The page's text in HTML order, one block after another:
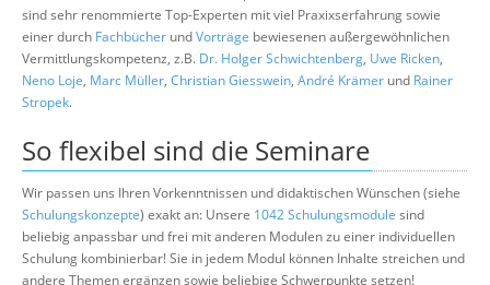
sind sehr renommierte Top-Experten mit viel Praxixserfahrung sowie
einer durch Fachbücher undVorträge bewiesenen außergewöhnlichen
Vermittlungskompetenz, z.B. Dr. Holger Schwichtenberg, Uwe Ricken,
Neno Loje, Marc Müller, Christian Giesswein, André Krämer und Rainer
Stropek.
So flexibel sind die Seminare
Wir passen uns Ihren Vorkenntnissen und didaktischen Wünschen (siehe
Schulungskonzepte) exakt an: Unsere 1042 Schulungsmodule sind
beliebig anpassbar und frei mit anderen Modulen zu einer individuellen
Schulung kombinierbar! Sie in jedem Modul können Inhalte streichen und
andere Themen ergänzen sowie beliebige Schwerpunkte setzen!